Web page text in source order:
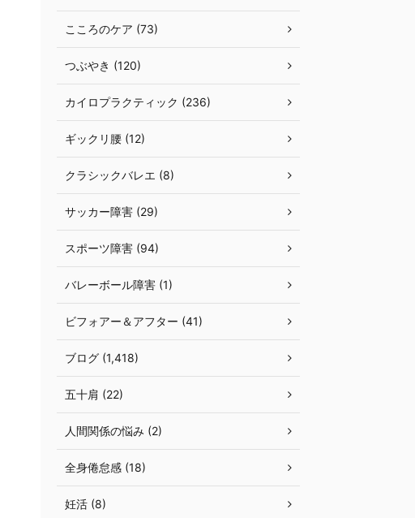
こころのケア (73)
つぶやき (120)
カイロプラクティック (236)
ギックリ腰 (12)
クラシックバレエ (8)
サッカー障害 (29)
スポーツ障害 (94)
バレーボール障害 (1)
ビフォアー＆アフター (41)
ブログ (1,418)
五十肩 (22)
人間関係の悩み (2)
全身倦怠感 (18)
妊活 (8)